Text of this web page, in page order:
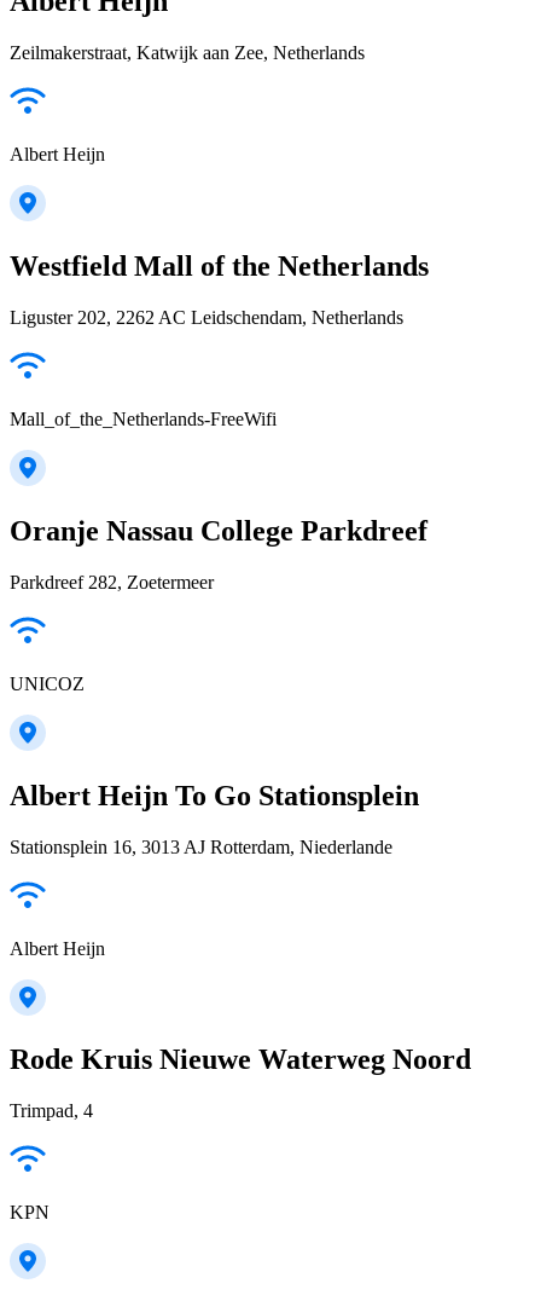
Zeilmakerstraat, Katwijk aan Zee, Netherlands
Albert Heijn
Westfield Mall of the Netherlands
Liguster 202, 2262 AC Leidschendam, Netherlands
Mall_of_the_Netherlands-FreeWifi
Oranje Nassau College Parkdreef
Parkdreef 282, Zoetermeer
UNICOZ
Albert Heijn To Go Stationsplein
Stationsplein 16, 3013 AJ Rotterdam, Niederlande
Albert Heijn
Rode Kruis Nieuwe Waterweg Noord
Trimpad, 4
KPN